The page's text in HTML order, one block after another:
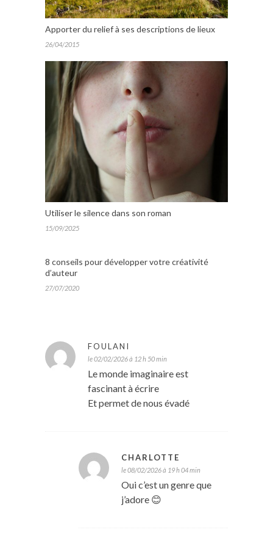
Apporter du relief à ses descriptions de lieux
26/04/2015
Utiliser le silence dans son roman
15/09/2025
8 conseils pour développer votre créativité
d’auteur
27/07/2020
FOULANI
le 02/02/2026 à 12 h 50 min
Le monde imaginaire est
fascinant à écrire
Et permet de nous évadé
CHARLOTTE
le 08/02/2026 à 19 h 04 min
Oui c’est un genre que
j’adore 😊